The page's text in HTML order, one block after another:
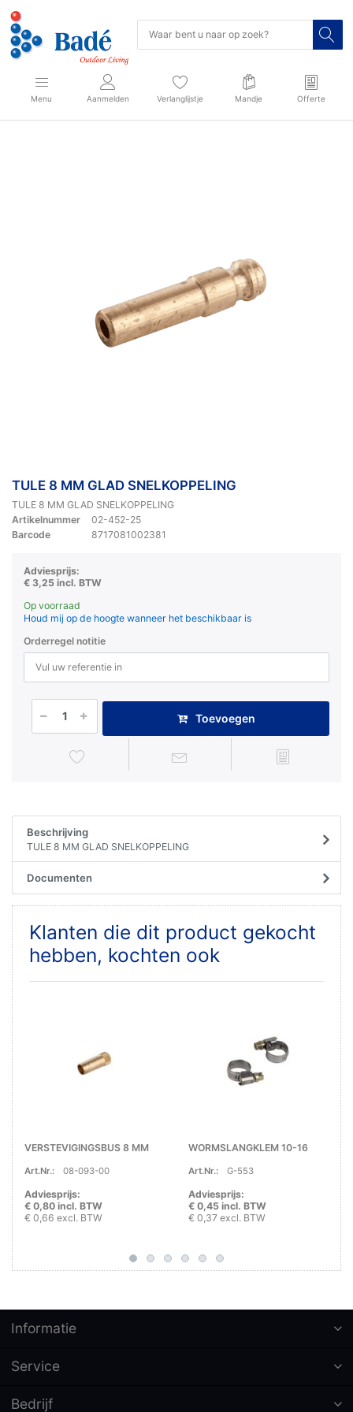
Menu Aanmelden Verlanglijstje Mandje Offerte
TULE 8 MM GLAD SNELKOPPELING
TULE 8 MM GLAD SNELKOPPELING
Artikelnummer
02-452-25
Barcode
8717081002381
Adviesprijs:
€ 3,25 incl. BTW
Op voorraad
Houd mij op de hoogte wanneer het beschikbaar is
Orderregel notitie
Toevoegen
Beschrijving
TULE 8 MM GLAD SNELKOPPELING
Documenten
Klanten die dit product gekocht
hebben, kochten ook
VERSTEVIGINGSBUS 8 MM
Art.Nr.: 08-093-00
Adviesprijs:
€ 0,80 incl. BTW
€ 0,66 excl. BTW
WORMSLANGKLEM 10-16
Art.Nr.: G-553
Adviesprijs:
€ 0,45 incl. BTW
€ 0,37 excl. BTW
Informatie
Service
Bedrijf